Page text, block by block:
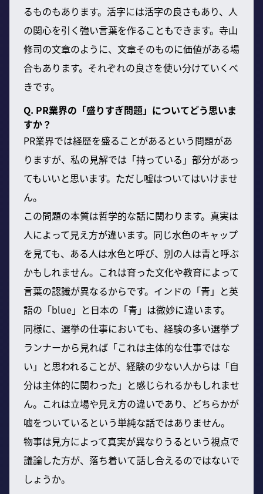
るものもあります。活字には活字の良さもあり、人
の関心を引く強い言葉を作ることもできます。寺山
修司の文章のように、文章そのものに価値がある場
合もあります。それぞれの良さを使い分けていくべ
きです。
Q. PR業界の「盛りすぎ問題」についてどう思いま
すか？
PR業界では経歴を盛ることがあるという問題があ
りますが、私の見解では「持っている」部分があっ
てもいいと思います。ただし嘘はついてはいけませ
ん。
この問題の本質は哲学的な話に関わります。真実は
人によって見え方が違います。同じ水色のキャップ
を見ても、ある人は水色と呼び、別の人は青と呼ぶ
かもしれません。これは育った文化や教育によって
言葉の認識が異なるからです。インドの「青」と英
語の「blue」と日本の「青」は微妙に違います。
同様に、選挙の仕事においても、経験の多い選挙プ
ランナーから見れば「これは主体的な仕事ではな
い」と思われることが、経験の少ない人からは「自
分は主体的に関わった」と感じられるかもしれませ
ん。これは立場や見え方の違いであり、どちらかが
嘘をついているという単純な話ではありません。
物事は見方によって真実が異なりうるという視点で
議論した方が、落ち着いて話し合えるのではないで
しょうか。